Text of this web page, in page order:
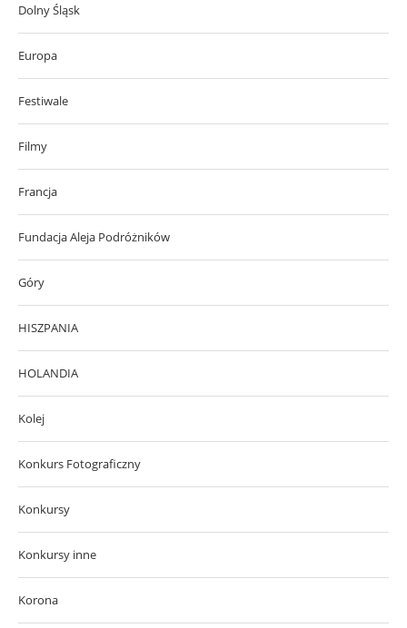
Dolny Śląsk
Europa
Festiwale
Filmy
Francja
Fundacja Aleja Podróżników
Góry
HISZPANIA
HOLANDIA
Kolej
Konkurs Fotograficzny
Konkursy
Konkursy inne
Korona